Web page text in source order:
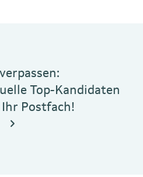
Top-Kandidaten
Postfach!